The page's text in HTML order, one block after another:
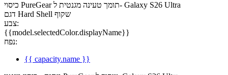
כיסוי PureGear תומך טעינה מגנטית ל- Galaxy S26 Ultra
דגם Hard Shell שקוף
צבע:
{{model.selectedColor.displayName}}
נפח:
{{ capacity.name }}